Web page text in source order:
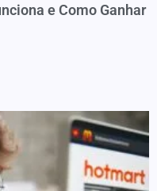
e Como Ganhar